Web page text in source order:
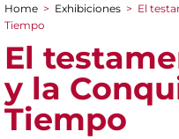
You are here
Home > Exhibiciones > El
Tiempo
El
y la
Tiempo